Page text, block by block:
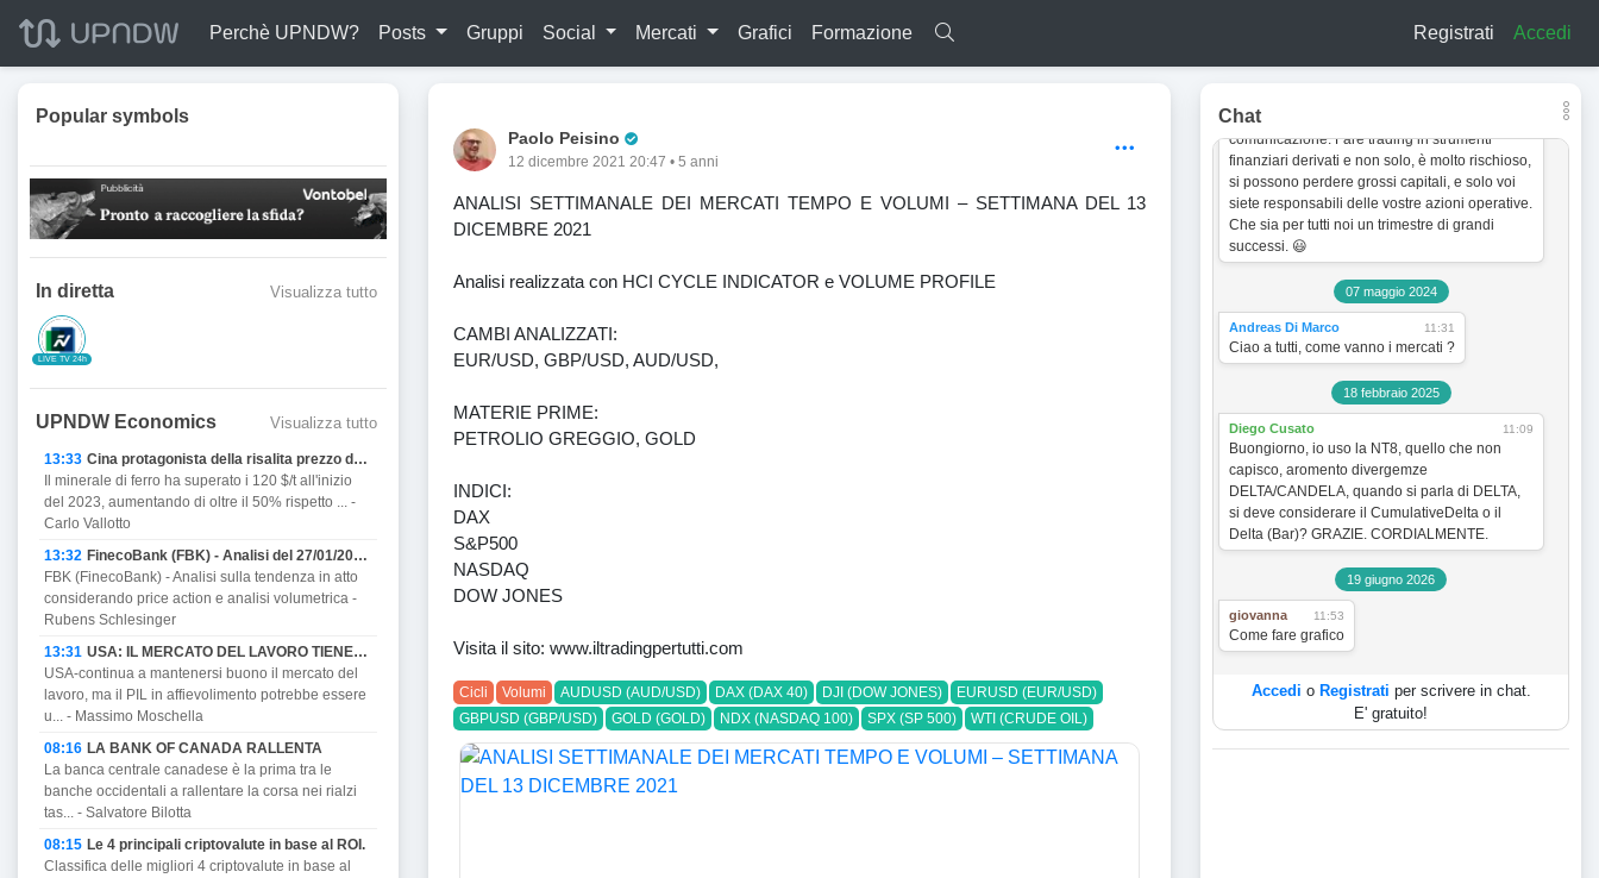
Perchè UPNDW? Posts Gruppi Social Mercati Grafici Formazione Registrati Accedi
Paolo Peisino
12 dicembre 2021 20:47 • 5 anni
ANALISI SETTIMANALE DEI MERCATI TEMPO E VOLUMI – SETTIMANA DEL 13
DICEMBRE 2021
Analisi realizzata con HCI CYCLE INDICATOR e VOLUME PROFILE
CAMBI ANALIZZATI:
EUR/USD, GBP/USD, AUD/USD,
MATERIE PRIME:
PETROLIO GREGGIO, GOLD
INDICI:
DAX
S&P500
NASDAQ
DOW JONES
Visita il sito: www.iltradingpertutti.com
Cicli Volumi AUDUSD (AUD/USD) DAX (DAX 40) DJI (DOW JONES)
EURUSD (EUR/USD)
GBPUSD (GBP/USD)
GOLD (GOLD) NDX (NASDAQ 100) SPX (SP 500) WTI (CRUDE OIL)
Popular symbols
In diretta Visualizza tutto
LIVE TV 24h
UPNDW Economics Visualizza tutto
13:33
Cina protagonista della risalita prezzo del Ferro
Il minerale di ferro ha superato i 120 $/t all'inizio
del 2023, aumentando di oltre il 50% rispetto ... -
Carlo Vallotto
13:32
FinecoBank (FBK) - Analisi del 27/01/2023
FBK (FinecoBank) - Analisi sulla tendenza in atto
considerando price action e analisi volumetrica -
Rubens Schlesinger
13:31
USA: IL MERCATO DEL LAVORO TIENE MA PROMETTE DI AFFIEVOLIRSI CON IL PIL E MINACCIA RECESSIONE.
USA-continua a mantenersi buono il mercato del
lavoro, ma il PIL in affievolimento potrebbe essere
u... - Massimo Moschella
08:16 LA BANK OF CANADA RALLENTA
La banca centrale canadese è la prima tra le
banche occidentali a rallentare la corsa nei rialzi
tas... - Salvatore Bilotta
08:15 Le 4 principali criptovalute in base al ROI.
Classifica delle migliori 4 criptovalute in base al
Chat
In quanto tale non vogliono incentivare in
cambiamento senza obbligo di preventiva
comunicazione. Fare trading in strumenti
finanziari derivati e non solo, è molto rischioso,
si possono perdere grossi capitali, e solo voi
siete responsabili delle vostre azioni operative.
Che sia per tutti noi un trimestre di grandi
successi. 😃
07 maggio 2024
Andreas Di Marco 11:31
Ciao a tutti, come vanno i mercati ?
18 febbraio 2025
Diego Cusato 11:09
Buongiorno, io uso la NT8, quello che non
capisco, aromento divergemze
DELTA/CANDELA, quando si parla di DELTA,
si deve considerare il CumulativeDelta o il
Delta (Bar)? GRAZIE. CORDIALMENTE.
19 giugno 2026
giovanna 11:53
Come fare grafico
Accedi o Registrati per scrivere in chat.
E' gratuito!